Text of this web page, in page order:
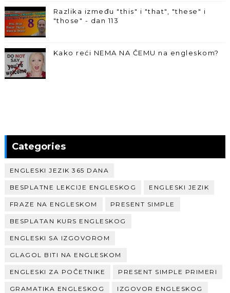
Razlika između "this" i "that", "these" i
"those" - dan 113
Kako reći NEMA NA ČEMU na engleskom?
Categories
ENGLESKI JEZIK 365 DANA
BESPLATNE LEKCIJE ENGLESKOG ENGLESKI JEZIK
FRAZE NA ENGLESKOM PRESENT SIMPLE
BESPLATAN KURS ENGLESKOG
ENGLESKI SA IZGOVOROM
GLAGOL BITI NA ENGLESKOM
ENGLESKI ZA POČETNIKE PRESENT SIMPLE PRIMERI
GRAMATIKA ENGLESKOG IZGOVOR ENGLESKOG